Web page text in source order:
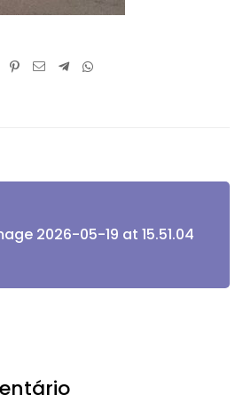
2026-05-19 at 15.51.04